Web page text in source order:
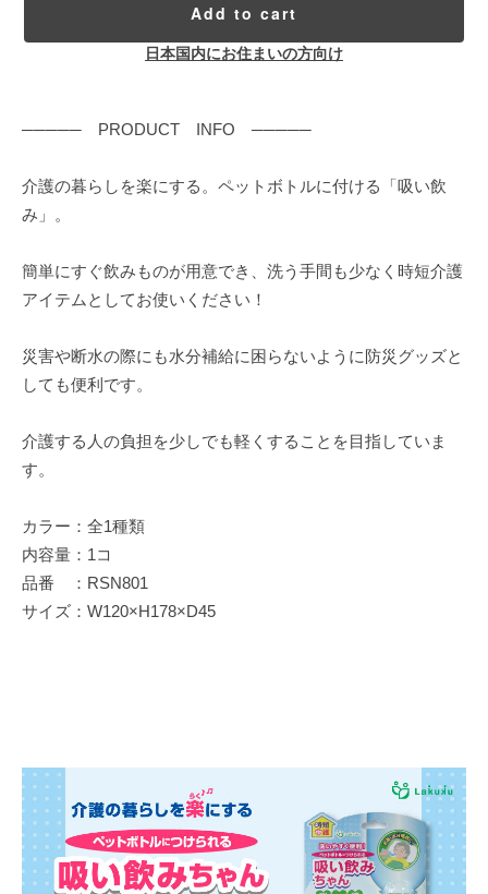
Add to cart
日本国内にお住まいの方向け
───── PRODUCT INFO ─────
介護の暮らしを楽にする。ペットボトルに付ける「吸い飲
み」。
簡単にすぐ飲みものが用意でき、洗う手間も少なく時短介護
アイテムとしてお使いください！
災害や断水の際にも水分補給に困らないように防災グッズと
しても便利です。
介護する人の負担を少しでも軽くすることを目指していま
す。
カラー：全1種類
内容量：1コ
品番 ：RSN801
サイズ：W120×H178×D45